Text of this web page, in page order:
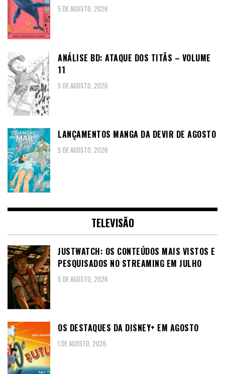
5 DE AGOSTO, 2026
ANÁLISE BD: ATAQUE DOS TITÃS – VOLUME
11
5 DE AGOSTO, 2026
LANÇAMENTOS MANGA DA DEVIR DE AGOSTO
5 DE AGOSTO, 2026
TELEVISÃO
JUSTWATCH: OS CONTEÚDOS MAIS VISTOS E
PESQUISADOS NO STREAMING EM JULHO
5 DE AGOSTO, 2026
OS DESTAQUES DA DISNEY+ EM AGOSTO
1 DE AGOSTO, 2026